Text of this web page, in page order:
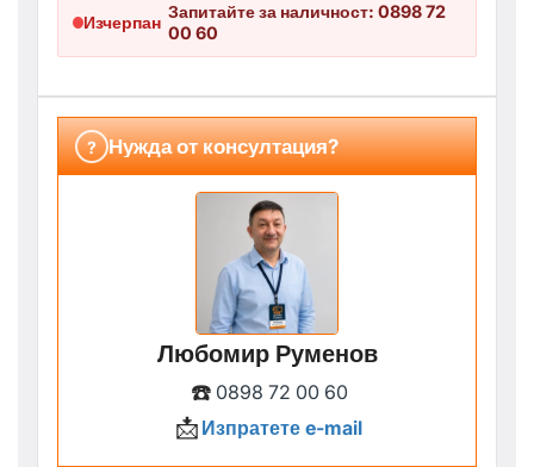
Изчерпан
Запитайте за наличност: 0898 72
00 60
? Нужда от консултация?
Любомир Руменов
☎️ 0898 72 00 60
📩 Изпратете e-mail